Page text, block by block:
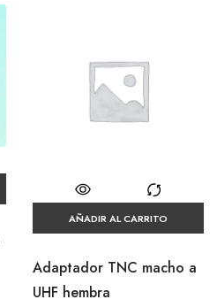
AÑADIR AL CARRITO
Adaptador TNC macho a
UHF hembra